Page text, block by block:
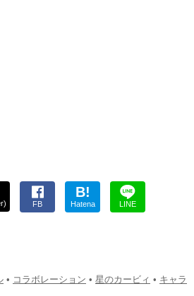
FB
B!
Hatena LINE
• コラボレーション • 星のカービィ • キャラ